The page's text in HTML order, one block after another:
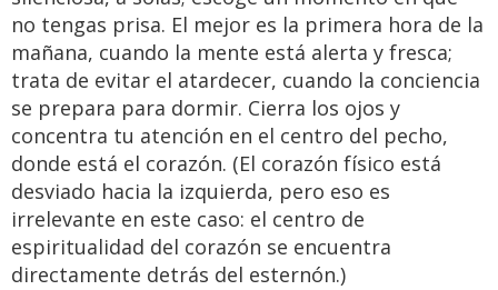
no tengas prisa. El mejor es la primera hora de la
mañana, cuando la mente está alerta y fresca;
trata de evitar el atardecer, cuando la conciencia
se prepara para dormir. Cierra los ojos y
concentra tu atención en el centro del pecho,
donde está el corazón. (El corazón físico está
desviado hacia la izquierda, pero eso es
irrelevante en este caso: el centro de
espiritualidad del corazón se encuentra
directamente detrás del esternón.)